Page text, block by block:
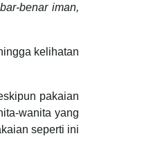
benar iman,
kelihatan
pakaian
wanita yang
seperti ini